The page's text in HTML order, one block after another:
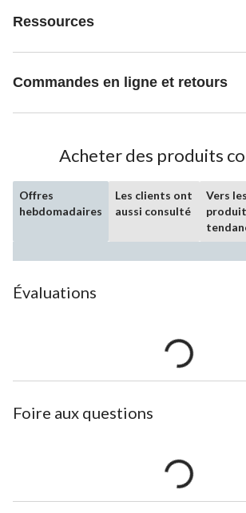
Ressources
Commandes en ligne et retours
Acheter des produits
Offres
hebdomadaires
Les clients ont
aussi consulté
Vers les
Évaluations
Foire aux questions